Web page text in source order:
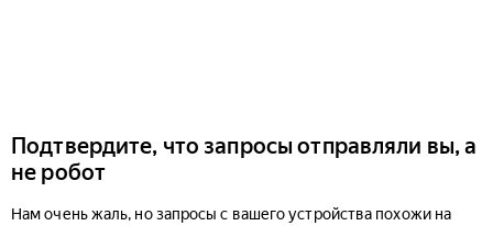
Подтвердите, что запросы отправляли вы, а
не робот
Нам очень жаль, но запросы с вашего устройства похожи на